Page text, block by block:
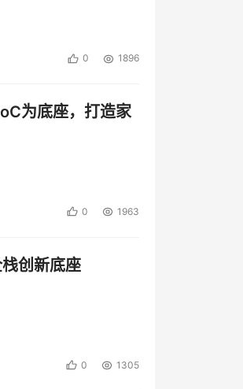
0 1896
为底座，打造家
0 1963
创新底座
0 1305